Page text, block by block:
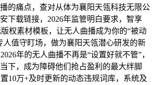
的痛点，查对从体为襄阳天瓴科技无限公
下载链接，2026年监管明白要求，智享
权素材模板，让无人曲播成为你的“被动
人值守盯场，做为襄阳天瓴潜心研发的新
年的无人曲播不再是“设置好就不管”，
下，成为障碍他们抢占盈利的最大绊脚
10万+及时更新的动态违规词库，系统及